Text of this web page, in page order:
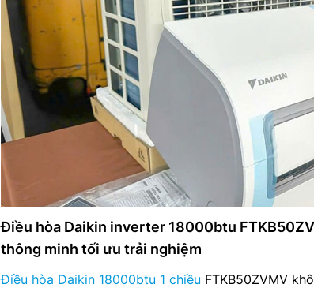
Điều hòa Daikin inverter 18000btu
thông minh tối ưu trải nghiệm
Điều hòa Daikin 18000btu 1 chiều FTKB50ZVMV